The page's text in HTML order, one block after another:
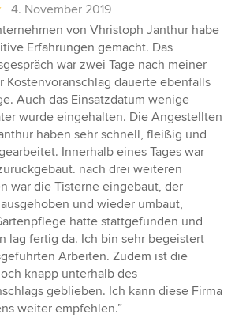
4. November 2019
von Vhristoph Janthur habe
Erfahrungen gemacht. Das
war zwei Tage nach meiner
Kostenvoranschlag dauerte ebenfalls
Auch das Einsatzdatum wenige
wurde eingehalten. Die Angestellten
haben sehr schnell, fleißig und
Innerhalb eines Tages war
nach drei weiteren
war die Tisterne eingebaut, der
und wieder umbaut,
hatte stattgefunden und
lag fertig da. Ich bin sehr begeistert
Arbeiten. Zudem ist die
knapp unterhalb des
geblieben. Ich kann diese Firma
weiter empfehlen.”